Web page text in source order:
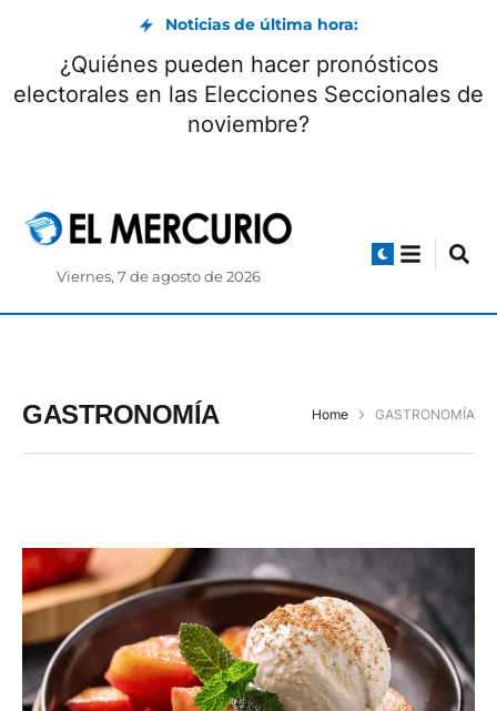
Noticias de última hora:
¿Quiénes pueden hacer pronósticos
electorales en las Elecciones Seccionales de
noviembre?
Viernes, 7 de agosto de 2026
GASTRONOMÍA Home GASTRONOMÍA